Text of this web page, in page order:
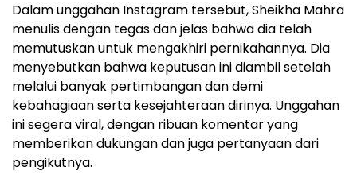
Dalam unggahan Instagram tersebut, Sheikha Mahra
menulis dengan tegas dan jelas bahwa dia telah
memutuskan untuk mengakhiri pernikahannya. Dia
menyebutkan bahwa keputusan ini diambil setelah
melalui banyak pertimbangan dan demi
kebahagiaan serta kesejahteraan dirinya. Unggahan
ini segera viral, dengan ribuan komentar yang
memberikan dukungan dan juga pertanyaan dari
pengikutnya.